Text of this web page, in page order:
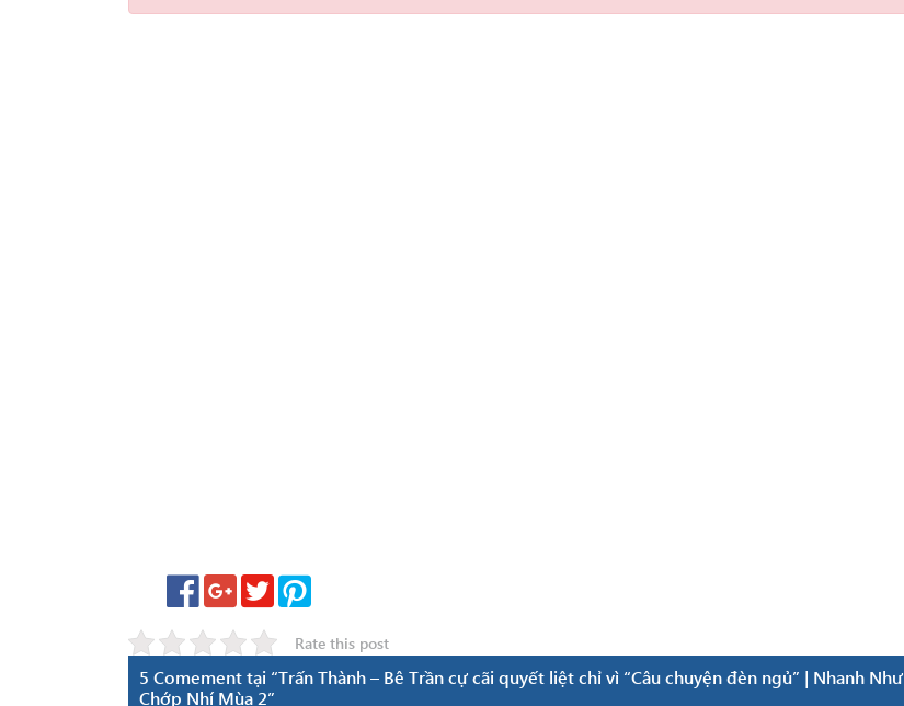
Rate this post
5 Comement tại “Trấn Thành – Bê Trần cự cãi quyết liệt chỉ vì “Câu chuyện đèn ngủ” | Nhanh Như
Chớp Nhí Mùa 2”